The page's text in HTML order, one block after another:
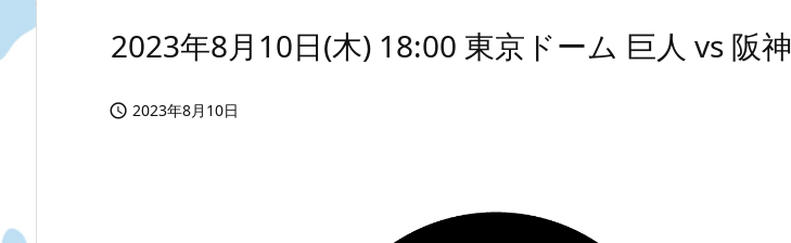
2023年8月10日(木) 18:00 東京ドーム 巨人 vs 阪神
 2023年8月10日